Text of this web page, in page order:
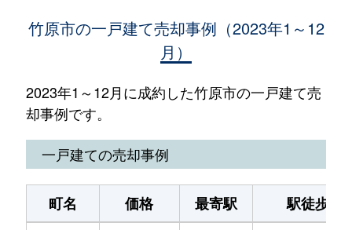
竹原市の一戸建て売却事例（2023年1～12
月）
2023年1～12月に成約した竹原市の一戸建て売
却事例です。
一戸建ての売却事例
町名 価格 最寄駅
駅徒歩